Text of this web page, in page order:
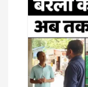
g
a